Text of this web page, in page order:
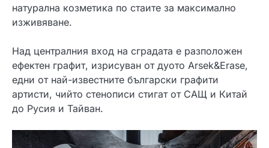
натурална козметика по стаите за максимално
изживяване.
Над централния вход на сградата е разположен
ефектен графит, изрисуван от дуото Arsek&Erase,
едни от най-известните български графити
артисти, чийто стенописи стигат от САЩ и Китай
до Русия и Тайван.